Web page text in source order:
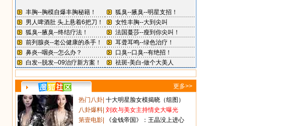
更多>>
热门八卦 十大明星脸女模揭晓（组图）
八卦爆料 刘欢与美女主持情史大曝光
第壹电影
《金钱帝国》：王晶没上进心